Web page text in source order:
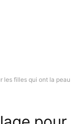
les filles qui ont la peau